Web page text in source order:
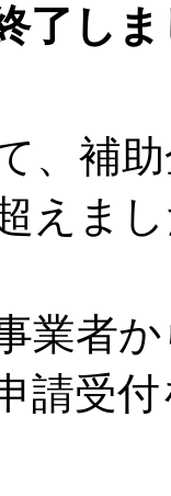
了し
、補
えま
業者
請受